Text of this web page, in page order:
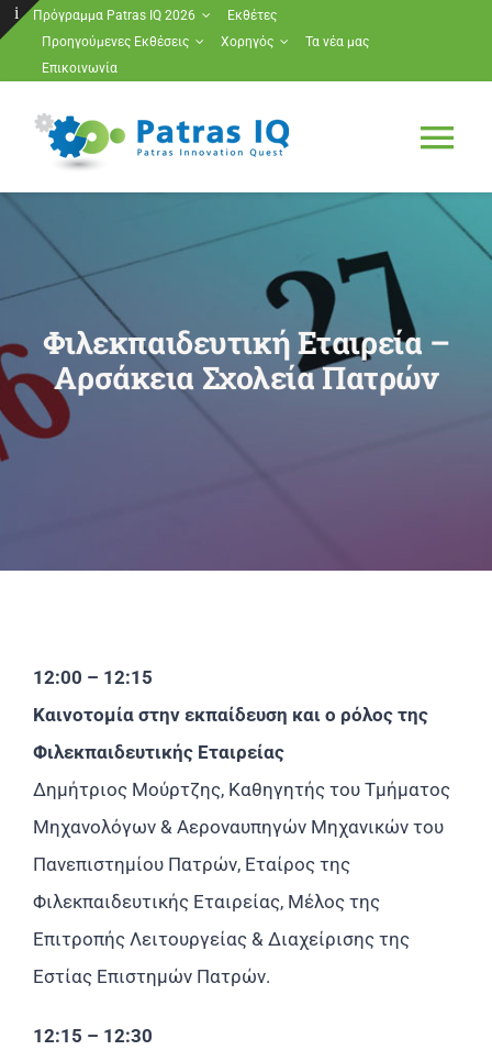
Μετάβαση
Πρόγραμμα Patras IQ 2026
Εκθέτες
Προηγούμενες Εκθέσεις
Χορηγός
Τα νέα μας
Επικοινωνία
Εκθέτες
Προηγούμενες Εκθέσεις
Χορηγός
Φιλεκπαιδευτική Εταιρεία –
Αρσάκεια Σχολεία Πατρών
12:00 – 12:15
Καινοτομία στην εκπαίδευση και ο ρόλος της
Φιλεκπαιδευτικής Εταιρείας
Δημήτριος Μούρτζης, Καθηγητής του Τμήματος
Μηχανολόγων & Αεροναυπηγών Μηχανικών του
Πανεπιστημίου Πατρών, Εταίρος της
Φιλεκπαιδευτικής Εταιρείας, Μέλος της
Επιτροπής Λειτουργείας & Διαχείρισης της
Εστίας Επιστημών Πατρών.
12:15 – 12:30
Toggle